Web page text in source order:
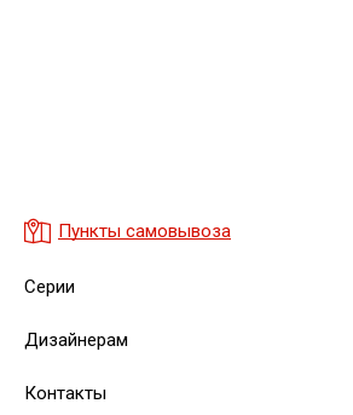
Пункты самовывоза
Серии
Дизайнерам
Контакты